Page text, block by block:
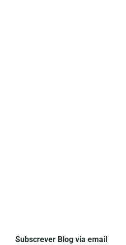
Subscrever Blog via email